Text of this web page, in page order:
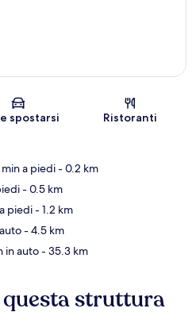
Mappa
spostarsi Ristoranti
a piedi- 0.2 km
- 0.5 km
piedi- 1.2 km
- 4.5 km
in auto- 35.3 km
struttura